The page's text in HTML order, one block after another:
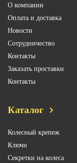
О компании
Оплата и доставка
Новости
Сотрудничество
Контакты
Заказать проставки
Контакты
Каталог
Колесный крепеж
Ключи
Секретки на колеса